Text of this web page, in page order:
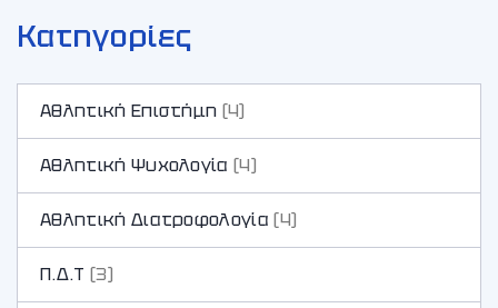
Κατηγορίες
Αθλητική Επιστήμη (4)
Αθλητική Ψυχολογία (4)
Αθλητική Διατροφολογία (4)
Π.Δ.Τ (3)